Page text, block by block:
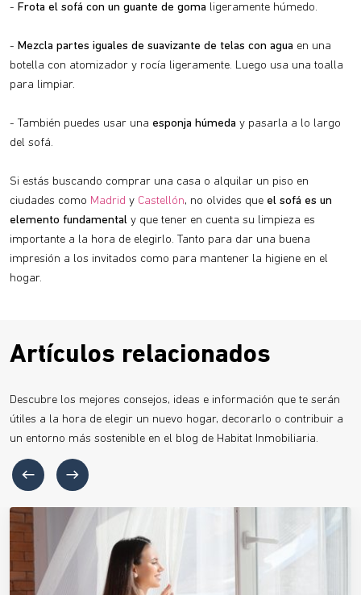
- Frota el sofá con un guante de goma ligeramente húmedo.
- Mezcla partes iguales de suavizante de telas con agua en una
botella con atomizador y rocía ligeramente. Luego usa una toalla
para limpiar.
- También puedes usar una esponja húmeda y pasarla a lo largo
del sofá.
Si estás buscando comprar una casa o alquilar un piso en
ciudades como Madrid y Castellón, no olvides que el sofá es un
elemento fundamental y que tener en cuenta su limpieza es
importante a la hora de elegirlo. Tanto para dar una buena
impresión a los invitados como para mantener la higiene en el
hogar.
Artículos relacionados
Descubre los mejores consejos, ideas e información que te serán
útiles a la hora de elegir un nuevo hogar, decorarlo o contribuir a
un entorno más sostenible en el blog de Habitat Inmobiliaria.